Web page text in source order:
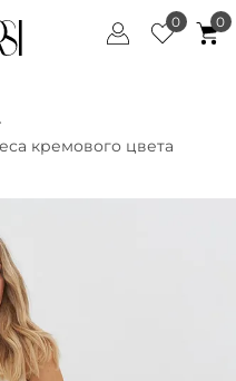
0 0
кремового цвета